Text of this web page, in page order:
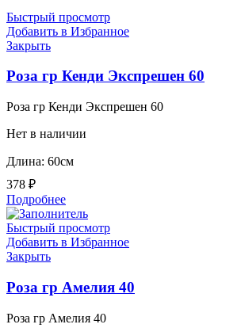
Быстрый просмотр
Добавить в Избранное
Закрыть
Роза гр Кенди Экспрешен 60
Роза гр Кенди Экспрешен 60
Нет в наличии
Длина: 60см
378 ₽
Подробнее
Быстрый просмотр
Добавить в Избранное
Закрыть
Роза гр Амелия 40
Роза гр Амелия 40